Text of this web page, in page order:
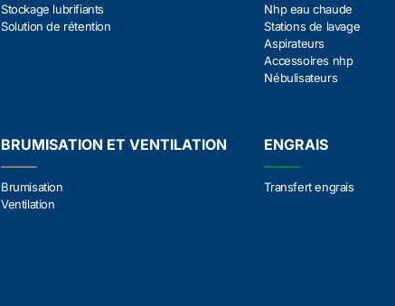
Stockage lubrifiants
Solution de rétention
Nhp eau chaude
Stations de lavage
Aspirateurs
Accessoires nhp
Nébulisateurs
BRUMISATION ET VENTILATION
Brumisation
Ventilation
ENGRAIS
Transfert engrais